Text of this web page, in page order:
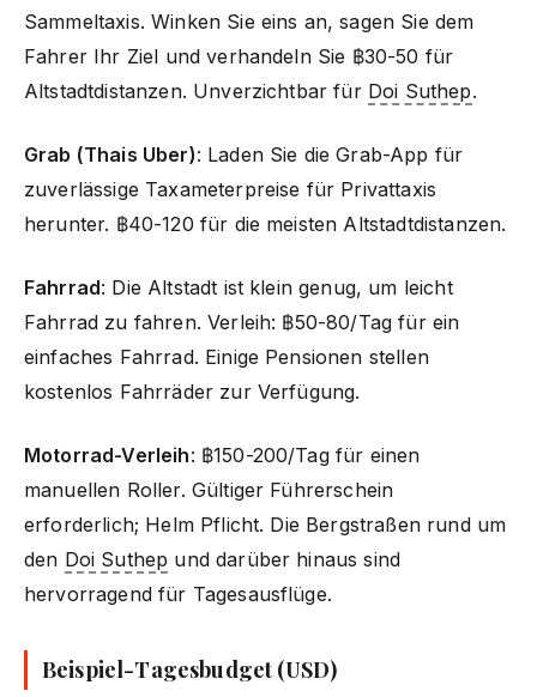
Sammeltaxis. Winken Sie eins an, sagen Sie dem
Fahrer Ihr Ziel und verhandeln Sie ฿30-50 für
Altstadtdistanzen. Unverzichtbar für Doi Suthep.
Grab (Thais Uber): Laden Sie die Grab-App für
zuverlässige Taxameterpreise für Privattaxis
herunter. ฿40-120 für die meisten Altstadtdistanzen.
Fahrrad: Die Altstadt ist klein genug, um leicht
Fahrrad zu fahren. Verleih: ฿50-80/Tag für ein
einfaches Fahrrad. Einige Pensionen stellen
kostenlos Fahrräder zur Verfügung.
Motorrad-Verleih: ฿150-200/Tag für einen
manuellen Roller. Gültiger Führerschein
erforderlich; Helm Pflicht. Die Bergstraßen rund um
den Doi Suthep und darüber hinaus sind
hervorragend für Tagesausflüge.
Beispiel-Tagesbudget (USD)